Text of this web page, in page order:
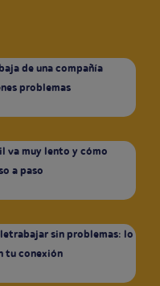
de una compañía
problemas
va muy lento y cómo
a paso
sin problemas: lo
tu conexión